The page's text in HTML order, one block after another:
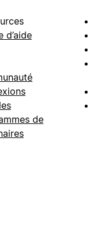
d’aide
de